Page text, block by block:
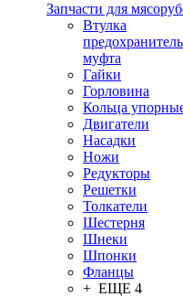
Запчасти для
Втулка
муфта
Гайки
Горловина
Кольца
Двигатели
Насадки
Ножи
Редукторы
Решетки
Толкатели
Шестерня
Шнеки
Шпонки
Фланцы
+ ЕЩЕ 4